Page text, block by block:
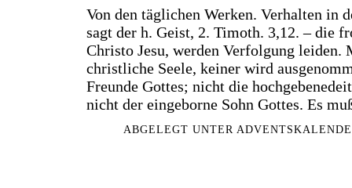
Von den täglichen Werken. Verhalten in
sagt der h. Geist, 2. Timoth. 3,12. – die
Christo Jesu, werden Verfolgung leiden.
christliche Seele, keiner wird
Freunde Gottes; nicht die
nicht der eingeborne Sohn Gottes. Es
ABGELEGT UNTER